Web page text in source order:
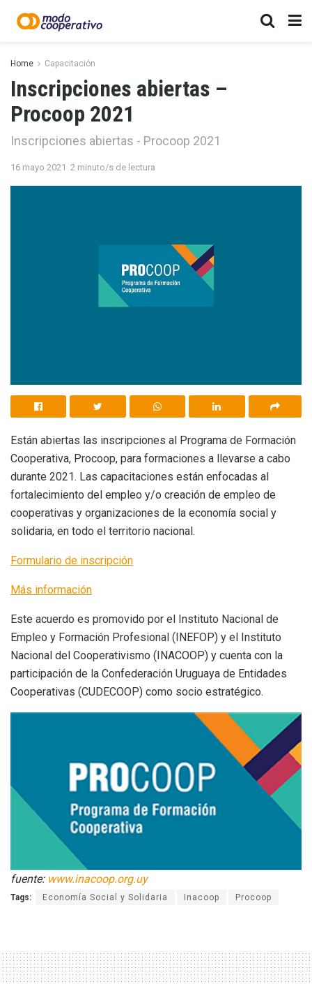
Home Capacitación
Inscripciones abiertas –
Procoop 2021
Inscripciones abiertas - Procoop 2021
16 mayo 2021 2 minuto/s de lectura
Están abiertas las inscripciones al Programa de Formación
Cooperativa, Procoop, para formaciones a llevarse a cabo
durante 2021. Las capacitaciones están enfocadas al
fortalecimiento del empleo y/o creación de empleo de
cooperativas y organizaciones de la economía social y
solidaria, en todo el territorio nacional.
Formulario de inscripción
Más información
Este acuerdo es promovido por el Instituto Nacional de
Empleo y Formación Profesional (INEFOP) y el Instituto
Nacional del Cooperativismo (INACOOP) y cuenta con la
participación de la Confederación Uruguaya de Entidades
Cooperativas (CUDECOOP) como socio estratégico.
fuente: www.inacoop.org.uy
Tags: Economía Social y Solidaria Inacoop Procoop